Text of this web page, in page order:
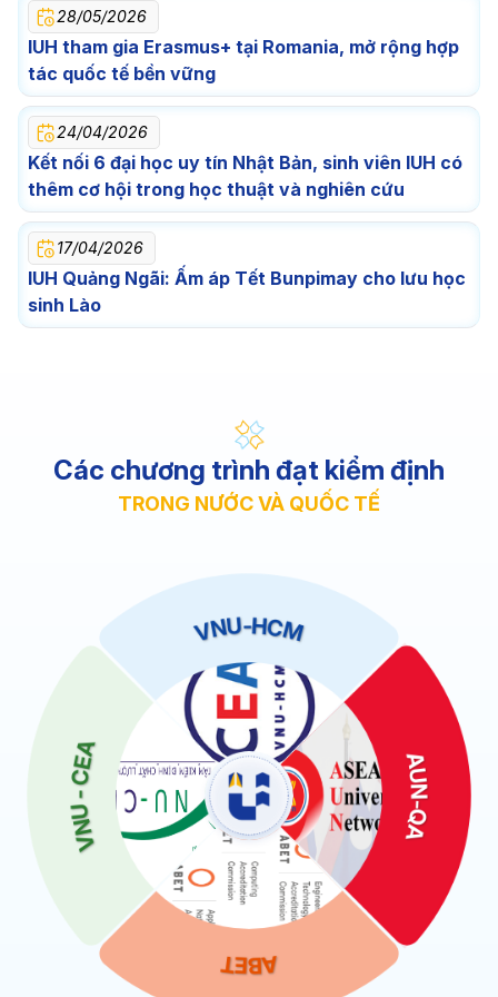
28/05/2026
IUH tham gia Erasmus+ tại Romania, mở rộng hợp
tác quốc tế bền vững
24/04/2026
Kết nối 6 đại học uy tín Nhật Bản, sinh viên IUH có
thêm cơ hội trong học thuật và nghiên cứu
17/04/2026
IUH Quảng Ngãi: Ấm áp Tết Bunpimay cho lưu học
sinh Lào
Các chương trình đạt kiểm định
TRONG NƯỚC VÀ QUỐC TẾ